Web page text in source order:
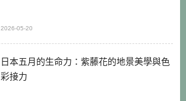
2026-05-20
日本五月的生命力：紫藤花的地景美學與色
彩接力